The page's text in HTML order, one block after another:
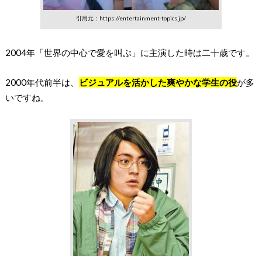
引用元：https://entertainment-topics.jp/
2004年「世界の中心で愛を叫ぶ」に主演した時は二十歳です。
2000年代前半は、 ビジュアルを活かした爽やかな学生の役が多
いですね。